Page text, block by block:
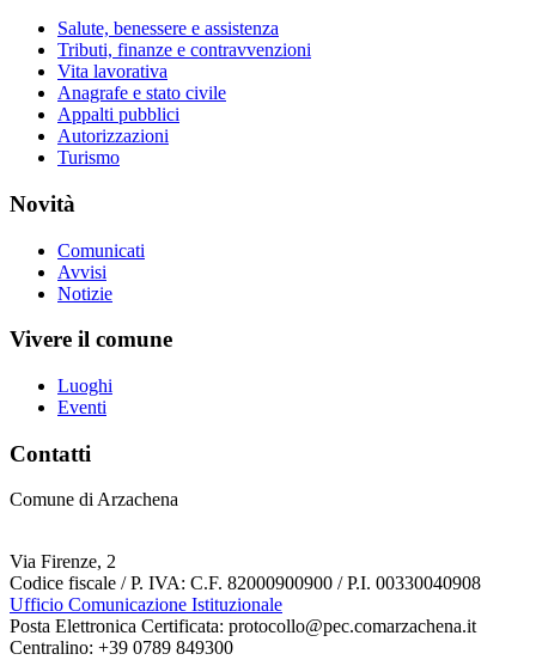
Salute, benessere e assistenza
Tributi, finanze e contravvenzioni
Vita lavorativa
Anagrafe e stato civile
Appalti pubblici
Autorizzazioni
Turismo
Novità
Comunicati
Avvisi
Notizie
Vivere il comune
Luoghi
Eventi
Contatti
Comune di Arzachena
Via Firenze, 2
Codice fiscale / P. IVA: C.F. 82000900900 / P.I. 00330040908
Ufficio Comunicazione Istituzionale
Posta Elettronica Certificata: protocollo@pec.comarzachena.it
Centralino: +39 0789 849300